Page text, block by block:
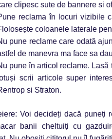
clipesc sute de bannere si
reclama în locuri vizibile
coloanele laterale
pune reclame care odată
de manevra ma face sa
pune în articol reclame.
scrii articole super
si Straton.
Voi decideți dacă
banii cheltuiți cu